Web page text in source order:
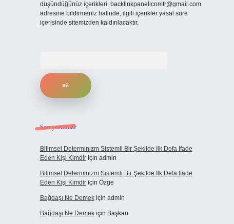
düşündüğünüz içerikleri, backlinkpanelicomtr@gmail.com
adresine bildirmeniz halinde, ilgili içerikler yasal süre
içerisinde sitemizden kaldırılacaktır.
Son yorumlar
Bilimsel Determinizm Sistemli Bir Şekilde Ilk Defa Ifade
Eden Kişi Kimdiriçin admin
Bilimsel Determinizm Sistemli Bir Şekilde Ilk Defa Ifade
Eden Kişi Kimdiriçin Özge
Bağdaşı Ne Demekiçin admin
Bağdaşı Ne Demekiçin Başkan